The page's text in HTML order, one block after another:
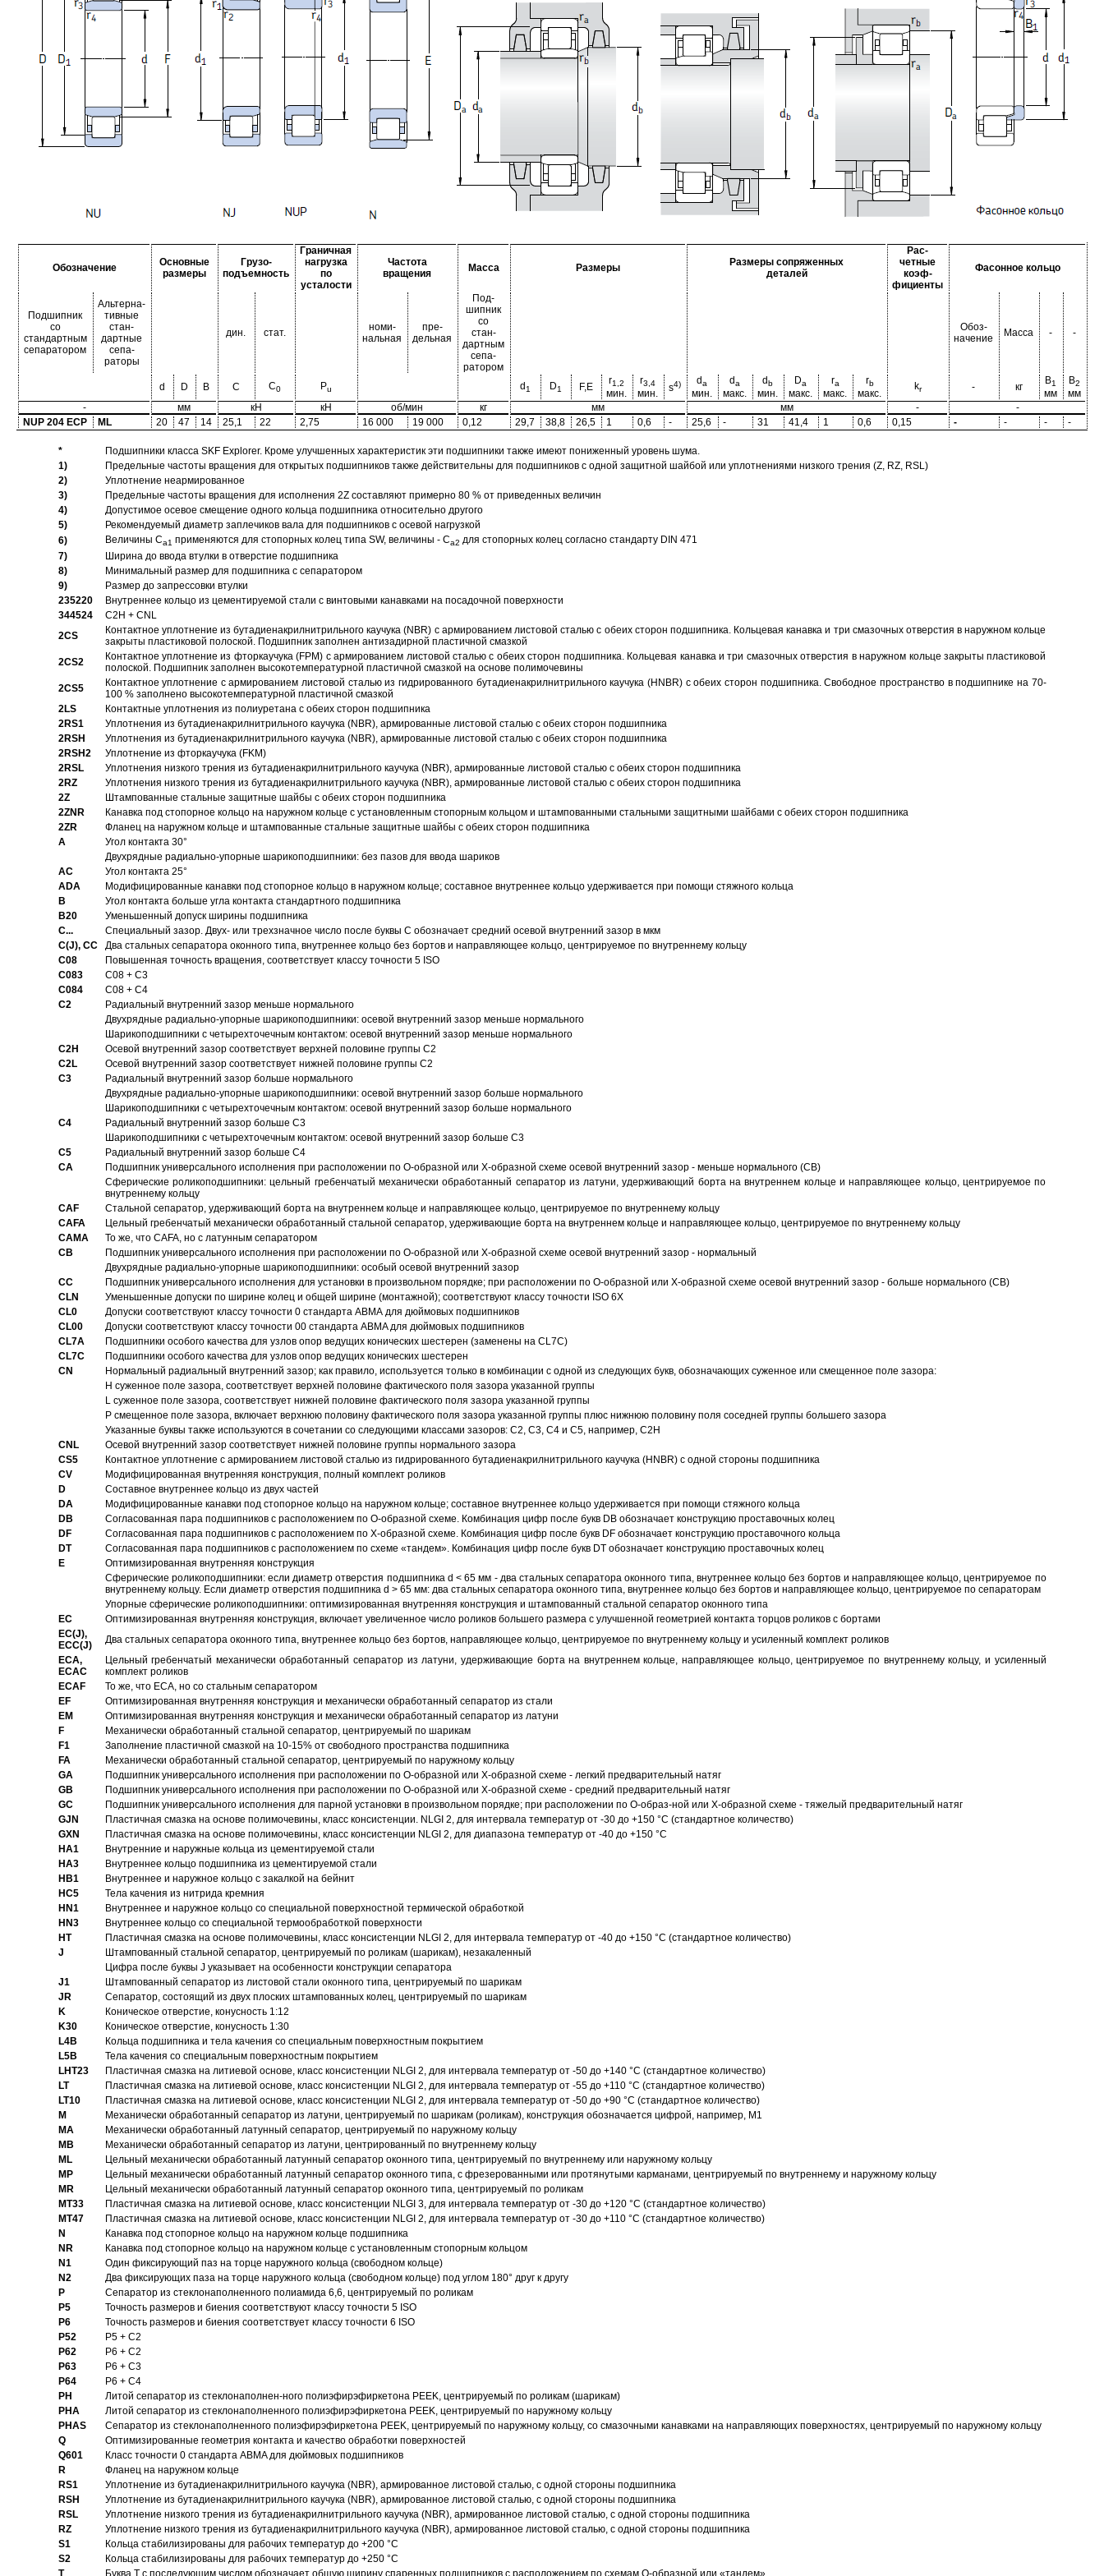
Обозначение
Основные
размеры
Грузо-
подъемность
Граничная
нагрузка
по
усталости
Частота
вращения
Масса Размеры
Размеры сопряженных
деталей
Рас-
четные
коэф-
фициенты
Фасонное кольцо
Подшипник
со
стандартным
сепаратором
Альтерна-
тивные
стан-
дартные
сепа-
раторы
дин. стат.
номи-
нальная
пре-
дельная
Под-
шипник
со
стан-
дартным
сепа-
ратором
Обоз-
начение
Масса - -
d D B C C0 Pu d1 D1 F,E
r1,2
мин.
r3,4
мин.
s4) da
мин.
da
макс.
d b
мин.
Da
макс.
ra
макс.
rb
макс.
kr - кг
B1
мм
B2
мм
-
мм кН кН об/мин кг мм мм -
-
NUP 204 ECP
ML 20 47 14 25,1 22 2,75 16 000 19 000 0,12 29,7 38,8 26,5 1 0,6 - 25,6 - 31 41,4 1 0,6 0,15 - - - -
*
Подшипники класса SKF Explorer. Кроме улучшенных характеристик эти подшипники также имеют пониженный уровень шума.
1)
Предельные частоты вращения для открытых подшипников также действительны для подшипников с одной защитной шайбой или уплотнениями низкого трения (Z, RZ, RSL)
2)
Уплотнение неармированное
3)
Предельные частоты вращения для исполнения 2Z составляют примерно 80 % от приведенных величин
4)
Допустимое осевое смещение одного кольца подшипника относительно другого
5)
Рекомендуемый диаметр заплечиков вала для подшипников с осевой нагрузкой
6)
Величины Ca1 применяются для стопорных колец типа SW, величины - Ca2 для стопорных колец согласно стандарту DIN 471
7)
Ширина до ввода втулки в отверстие подшипника
8)
Минимальный размер для подшипника с сепаратором
9)
Размер до запрессовки втулки
235220
Внутреннее кольцо из цементируемой стали с винтовыми канавками на посадочной поверхности
344524
C2H + CNL
2CS
Контактное уплотнение из бутадиенакрилнитрильного каучука (NBR) с армированием листовой сталью с обеих сторон подшипника. Кольцевая канавка и три смазочных отверстия в наружном кольце
закрыты пластиковой полоской. Подшипник заполнен антизадирной пластичной смазкой
2CS2
Контактное уплотнение из фторкаучука (FPM) с армированием листовой сталью с обеих сторон подшипника. Кольцевая канавка и три смазочных отверстия в наружном кольце закрыты пластиковой
полоской. Подшипник заполнен высокотемпературной пластичной смазкой на основе полимочевины
2CS5
Контактное уплотнение с армированием листовой сталью из гидрированного бутадиенакрилнитрильного каучука (HNBR) с обеих сторон подшипника. Свободное пространство в подшипнике на 70-
100 % заполнено высокотемпературной пластичной смазкой
2LS
Контактные уплотнения из полиуретана с обеих сторон подшипника
2RS1
Уплотнения из бутадиенакрилнитрильного каучука (NBR), армированные листовой сталью с обеих сторон подшипника
2RSH
Уплотнения из бутадиенакрилнитрильного каучука (NBR), армированные листовой сталью с обеих сторон подшипника
2RSH2
Уплотнение из фторкаучука (FKM)
2RSL
Уплотнения низкого трения из бутадиенакрилнитрильного каучука (NBR), армированные листовой сталью с обеих сторон подшипника
2RZ
Уплотнения низкого трения из бутадиенакрилнитрильного каучука (NBR), армированные листовой сталью с обеих сторон подшипника
2Z
Штампованные стальные защитные шайбы с обеих сторон подшипника
2ZNR
Канавка под стопорное кольцо на наружном кольце с установленным стопорным кольцом и штампованными стальными защитными шайбами с обеих сторон подшипника
2ZR
Фланец на наружном кольце и штампованные стальные защитные шайбы с обеих сторон подшипника
A
Угол контакта 30°
Двухрядные радиально-упорные шарикоподшипники: без пазов для ввода шариков
AC
Угол контакта 25°
ADA
Модифицированные канавки под стопорное кольцо в наружном кольце; составное внутреннее кольцо удерживается при помощи стяжного кольца
B
Угол контакта больше угла контакта стандартного подшипника
B20
Уменьшенный допуск ширины подшипника
C...
Специальный зазор. Двух- или трехзначное число после буквы С обозначает средний осевой внутренний зазор в мкм
C(J), CC
Два стальных сепаратора оконного типа, внутреннее кольцо без бортов и направляющее кольцо, центрируемое по внутреннему кольцу
C08
Повышенная точность вращения, соответствует классу точности 5 ISO
C083
C08 + C3
C084
C08 + C4
C2
Pадиальный внутренний зазор меньше нормального
Двухрядные радиально-упорные шарикоподшипники: осевой внутренний зазор меньше нормального
Шарикоподшипники с четырехточечным контактом: осевой внутренний зазор меньше нормального
C2H
Осевой внутренний зазор соответствует верхней половине группы C2
C2L
Осевой внутренний зазор соответствует нижней половине группы C2
C3
Pадиальный внутренний зазор больше нормального
Двухрядные радиально-упорные шарикоподшипники: осевой внутренний зазор больше нормального
Шарикоподшипники с четырехточечным контактом: осевой внутренний зазор больше нормального
C4
Pадиальный внутренний зазор больше C3
Шарикоподшипники с четырехточечным контактом: осевой внутренний зазор больше C3
C5
Pадиальный внутренний зазор больше C4
CA
Подшипник универсального исполнения при расположении по О-образной или Х-образной схеме осевой внутренний зазор - меньше нормального (CB)
Сферические роликоподшипники: цельный гребенчатый механически обработанный сепаратор из латуни, удерживающий борта на внутреннем кольце и направляющее кольцо, центрируемое по
внутреннему кольцу
CAF
Стальной сепаратор, удерживающий борта на внутреннем кольце и направляющее кольцо, центрируемое по внутреннему кольцу
CAFA
Цельный гребенчатый механически обработанный стальной сепаратор, удерживающие борта на внутреннем кольце и направляющее кольцо, центрируемое по внутреннему кольцу
CAMA
То же, что CAFA, но с латунным сепаратором
CB
Подшипник универсального исполнения при расположении по О-образной или Х-образной схеме осевой внутренний зазор - нормальный
Двухрядные радиально-упорные шарикоподшипники: особый осевой внутренний зазор
CC
Подшипник универсального исполнения для установки в произвольном порядке; при расположении по О-образной или Х-образной схеме осевой внутренний зазор - больше нормального (CB)
CLN
Уменьшенные допуски по ширине колец и общей ширине (монтажной); соответствуют классу точности ISO 6X
CL0
Допуски соответствуют классу точности 0 стандарта АВМА для дюймовых подшипников
CL00
Допуски соответствуют классу точности 00 стандарта ABMA для дюймовых подшипников
CL7A
Подшипники особого качества для узлов опор ведущих конических шестерен (заменены на CL7C)
CL7C
Подшипники особого качества для узлов опор ведущих конических шестерен
CN
Hормальный радиальный внутренний зазор; как правило, используется только в комбинации с одной из следующих букв, обозначающих суженное или смещенное поле зазора:
H суженное поле зазора, соответствует верхней половине фактического поля зазора указанной группы
L суженное поле зазора, соответствует нижней половине фактического поля зазора указанной группы
P смещенное поле зазора, включает верхнюю половину фактического поля зазора указанной группы плюс нижнюю половину поля соседней группы большего зазора
Указанные буквы также используются в сочетании со следующими классами зазоров: С2, C3, С4 и С5, например, С2Н
CNL
Осевой внутренний зазор соответствует нижней половине группы нормального зазора
CS5
Контактное уплотнение с армированием листовой сталью из гидрированного бутадиенакрилнитрильного каучука (HNBR) с одной стороны подшипника
CV
Модифицированная внутренняя конструкция, полный комплект роликов
D
Составное внутреннее кольцо из двух частей
DA
Модифицированные канавки под стопорное кольцо на наружном кольце; составное внутреннее кольцо удерживается при помощи стяжного кольца
DB
Согласованная пара подшипников с расположением по О-образной схеме. Комбинация цифр после букв DB обозначает конструкцию проставочных колец
DF
Согласованная пара подшипников с расположением по Х-образной схеме. Комбинация цифр после букв DF обозначает конструкцию проставочного кольца
DT
Согласованная пара подшипников с расположением по схеме «тандем». Комбинация цифр после букв DT обозначает конструкцию проставочных колец
E
Оптимизированная внутренняя конструкция
Сферические роликоподшипники: если диаметр отверстия подшипника d < 65 мм - два стальных сепаратора оконного типа, внутреннее кольцо без бортов и направляющее кольцо, центрируемое по
внутреннему кольцу. Если диаметр отверстия подшипника d > 65 мм: два стальных сепаратора оконного типа, внутреннее кольцо без бортов и направляющее кольцо, центрируемое по сепараторам
Упорные сферические роликоподшипники: оптимизированная внутренняя конструкция и штампованный стальной сепаратор оконного типа
EC
Oптимизированная внутренняя конструкция, включает увеличенное число роликов большего размера с улучшенной геометрией контакта торцов роликов с бортами
EC(J),
ECC(J)
Два стальных сепаратора оконного типа, внутреннее кольцо без бортов, направляющее кольцо, центрируемое по внутреннему кольцу и усиленный комплект роликов
ECA,
ECAC
Цельный гребенчатый механически обработанный сепаратор из латуни, удерживающие борта на внутреннем кольце, направляющее кольцо, центрируемое по внутреннему кольцу, и усиленный
комплект роликов
ECAF
То же, что ECA, но со стальным сепаратором
EF
Оптимизированная внутренняя конструкция и механически обработанный сепаратор из стали
EM
Оптимизированная внутренняя конструкция и механически обработанный сепаратор из латуни
F
Механически обработанный стальной сепаратор, центрируемый по шарикам
F1
Заполнение пластичной смазкой на 10-15% от свободного пространства подшипника
FA
Механически обработанный стальной сепаратор, центрируемый по наружному кольцу
GA
Подшипник универсального исполнения при расположении по О-образной или Х-образной схеме - легкий предварительный натяг
GB
Подшипник универсального исполнения при расположении по О-образной или Х-образной схеме - средний предварительный натяг
GC
Подшипник универсального исполнения для парной установки в произвольном порядке; при расположении по О-образ-ной или Х-образной схеме - тяжелый предварительный натяг
GJN
Пластичная смазка на основе полимочевины, класс консистенции. NLGI 2, для интервала температур от -30 до +150 °C (стандартное количество)
GXN
Пластичная смазка на основе полимочевины, класс консистенции NLGI 2, для диапазона температур от -40 до +150 °C
HA1
Внутренние и наружные кольца из цементируемой стали
HA3
Bнутреннее кольцо подшипника из цементируемой стали
HB1
Bнутреннее и наружное кольцо с закалкой на бейнит
HC5
Тела качения из нитрида кремния
HN1
Bнутреннее и наружное кольцо со специальной поверхностной термической обработкой
HN3
Внутреннее кольцо со специальной термообработкой поверхности
HT
Пластичная смазка на основе полимочевины, класс консистенции NLGI 2, для интервала температур от -40 до +150 °C (стандартное количество)
J
Штампованный стальной сепаратор, центрируемый по роликам (шарикам), незакаленный
Цифра после буквы J указывает на особенности конструкции сепаратора
J1
Штампованный сепаратор из листовой стали оконного типа, центрируемый по шарикам
JR
Сепаратор, состоящий из двух плоских штампованных колец, центрируемый по шарикам
K
Коническое отверстие, конусность 1:12
K30
Коническое отверстие, конусность 1:30
L4B
Кольца подшипника и тела качения со специальным поверхностным покрытием
L5B
Тела качения со специальным поверхностным покрытием
LHT23
Пластичная смазка на литиевой основе, класс консистенции NLGI 2, для интервала температур от -50 до +140 °C (стандартное количество)
LT
Пластичная смазка на литиевой основе, класс консистенции NLGI 2, для интервала температур от -55 до +110 °C (стандартное количество)
LT10
Пластичная смазка на литиевой основе, класс консистенции NLGI 2, для интервала температур от -50 до +90 °C (стандартное количество)
M
Механически обработанный сепаратор из латуни, центрируемый по шарикам (роликам), конструкция обозначается цифрой, например, M1
MA
Механически обработанный латунный сепаратор, центрируемый по наружному кольцу
MB
Механически обработанный сепаратор из латуни, центрированный по внутреннему кольцу
ML
Цельный механически обработанный латунный сепаратор оконного типа, центрируемый по внутреннему или наружному кольцу
MP
Цельный механически обработанный латунный сепаратор оконного типа, с фрезерованными или протянутыми карманами, центрируемый по внутреннему и наружному кольцу
MR
Цельный механически обработанный латунный сепаратор оконного типа, центрируемый по роликам
MT33
Пластичная смазка на литиевой основе, класс консистенции NLGI 3, для интервала температур от -30 до +120 °C (стандартное количество)
MT47
Пластичная смазка на литиевой основе, класс консистенции NLGI 2, для интервала температур от -30 до +110 °C (стандартное количество)
N
Канавка под стопорное кольцо на наружном кольце подшипника
NR
Канавка под стопорное кольцо на наружном кольце с установленным стопорным кольцом
N1
Один фиксирующий паз на торце наружного кольца (свободном кольце)
N2
Два фиксирующих паза на торце наружного кольца (свободном кольце) под углом 180° друг к другу
P
Cепаратор из стеклонаполненного полиамида 6,6, центрируемый по роликам
P5
Точность размеров и биения соответствуют классу точности 5 ISO
P6
Точность размеров и биения соответствует классу точности 6 ISO
P52
P5 + C2
P62
P6 + C2
P63
P6 + C3
P64
P6 + C4
PH
Литой сепаратор из стеклонаполнен-ного полиэфирэфиркетона PEEK, центрируемый по роликам (шарикам)
PHA
Литой сепаратор из стеклонаполненного полиэфирэфиркетона PEEK, центрируемый по наружному кольцу
PHAS
Сепаратор из стеклонаполненного полиэфирэфиркетона PEEK, центрируемый по наружному кольцу, со смазочными канавками на направляющих поверхностях, центрируемый по наружному кольцу
Q
Оптимизированные геометрия контакта и качество обработки поверхностей
Q601
Класс точности 0 стандарта ABMA для дюймовых подшипников
R
Фланец на наружном кольце
RS1
Уплотнение из бутадиенакрилнитрильного каучука (NBR), армированное листовой сталью, с одной стороны подшипника
RSH
Уплотнение из бутадиенакрилнитрильного каучука (NBR), армированное листовой сталью, с одной стороны подшипника
RSL
Уплотнение низкого трения из бутадиенакрилнитрильного каучука (NBR), армированное листовой сталью, с одной стороны подшипника
RZ
Уплотнение низкого трения из бутадиенакрилнитрильного каучука (NBR), армированное листовой сталью, с одной стороны подшипника
S1
Кольца стабилизированы для рабочих температур до +200 °C
S2
Кольца стабилизированы для рабочих температур до +250 °C
T
Буква T с последующим числом обозначает общую ширину спаренных подшипников с расположением по схемам О-образной или «тандем»